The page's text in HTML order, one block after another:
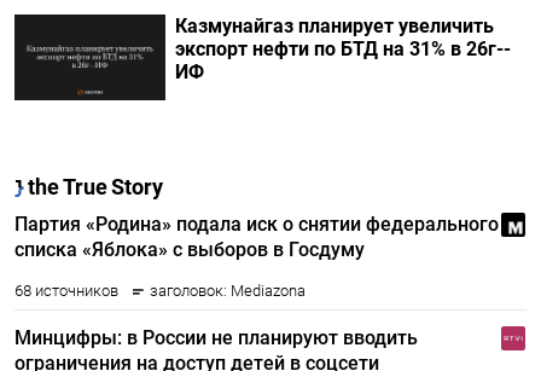
Казмунайгаз планирует увеличить
экспорт нефти по БТД на 31% в 26г--
ИФ